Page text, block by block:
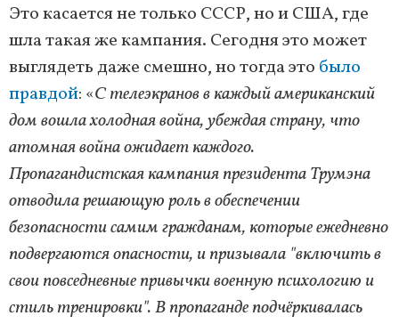
Это касается не только СССР, но и США, где
шла такая же кампания. Сегодня это может
выглядеть даже смешно, но тогда это было
правдой: «С телеэкранов в каждый американский
дом вошла холодная война, убеждая страну, что
атомная война ожидает каждого.
Пропагандистская кампания президента Трумэна
отводила решающую роль в обеспечении
безопасности самим гражданам, которые ежедневно
подвергаются опасности, и призывала "включить в
свои повседневные привычки военную психологию и
стиль тренировки". В пропаганде подчёркивалась